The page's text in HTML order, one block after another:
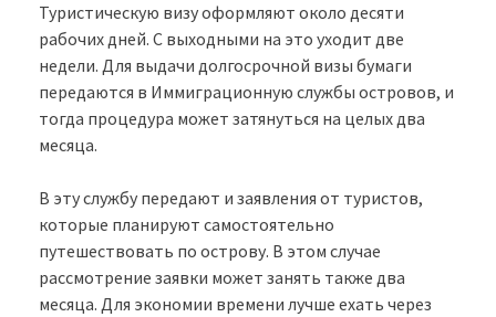
Туристическую визу оформляют около десяти
рабочих дней. С выходными на это уходит две
недели. Для выдачи долгосрочной визы бумаги
передаются в Иммиграционную службы островов, и
тогда процедура может затянуться на целых два
месяца.
В эту службу передают и заявления от туристов,
которые планируют самостоятельно
путешествовать по острову. В этом случае
рассмотрение заявки может занять также два
месяца. Для экономии времени лучше ехать через